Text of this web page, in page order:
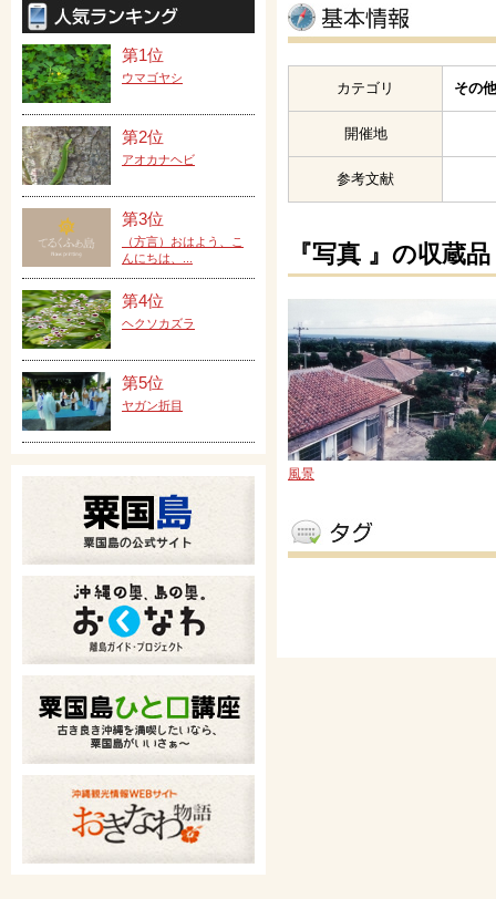
カテゴリ その
開催地
参考文献
『写真 』の収蔵品
風景
第1位
ウマゴヤシ
第2位
アオカナヘビ
第3位
（方言）おはよう、こ
んにちは、...
第4位
ヘクソカズラ
第5位
ヤガン折目